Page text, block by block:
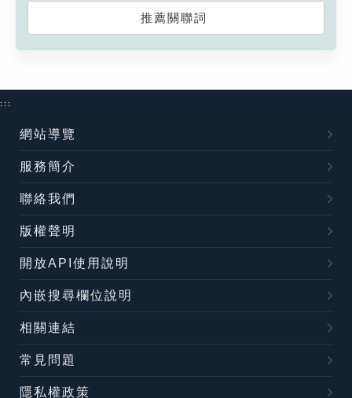
推薦關聯詞
:::
網站導覽
服務簡介
聯絡我們
版權聲明
開放API使用說明
內嵌搜尋欄位說明
相關連結
常見問題
隱私權政策